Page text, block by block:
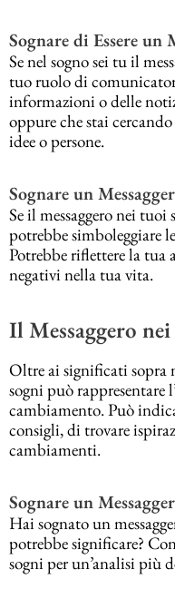
Sognare di Essere un
Se nel sogno sei tu il
tuo ruolo di
informazioni o delle
oppure che stai
idee o persone.
Sognare un
Se il messaggero nei
potrebbe simboleggiare
Potrebbe riflettere la tua
negativi nella tua vita.
Il Messaggero
Oltre ai significati sopra
sogni può rappresentare
cambiamento. Può
consigli, di trovare
cambiamenti.
Sognare un
Hai sognato un
potrebbe significare?
sogni per un’analisi più